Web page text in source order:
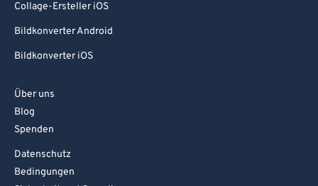
Collage-Ersteller iOS
Bildkonverter Android
Bildkonverter iOS
Über uns
Blog
Spenden
Datenschutz
Bedingungen